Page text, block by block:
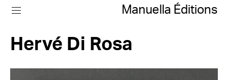
Manuella Éditions
Hervé Di Rosa